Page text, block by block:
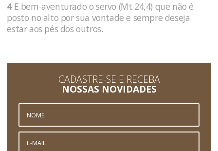
4E bem-aventurado o servo (Mt 24,4) que não é
posto no alto por sua vontade e sempre deseja
estar aos pés dos outros.
CADASTRE-SE E RECEBA
NOSSAS NOVIDADES